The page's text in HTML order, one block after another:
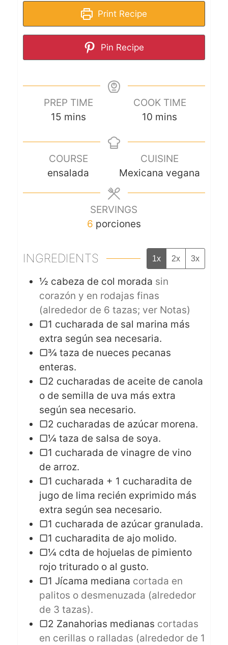
Print Recipe
Pin Recipe
PREP TIME
15 mins
COOK TIME
10 mins
COURSE
ensalada
CUISINE
Mexicana vegana
SERVINGS
6 porciones
INGREDIENTS 1x 2x 3x
½ cabeza de col morada sin
corazón y en rodajas finas
(alrededor de 6 tazas; ver Notas)
▢1 cucharada de sal marina más
extra según sea necesaria.
▢¾ taza de nueces pecanas
enteras.
▢2 cucharadas de aceite de canola
o de semilla de uva más extra
según sea necesario.
▢2 cucharadas de azúcar morena.
▢¼ taza de salsa de soya.
▢1 cucharada de vinagre de vino
de arroz.
▢1 cucharada + 1 cucharadita de
jugo de lima recién exprimido más
extra según sea necesario.
▢1 cucharada de azúcar granulada.
▢1 cucharadita de ajo molido.
▢¼ cdta de hojuelas de pimiento
rojo triturado o al gusto.
▢1 Jícama mediana cortada en
palitos o desmenuzada (alrededor
de 3 tazas).
▢2 Zanahorias medianas cortadas
en cerillas o ralladas (alrededor de 1